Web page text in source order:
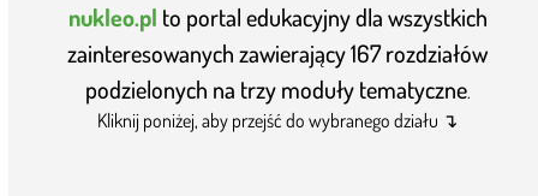
nukleo.pl to portal edukacyjny dla wszystkich
zainteresowanych zawierający 167 rozdziałów
podzielonych na trzy moduły tematyczne.
Kliknij poniżej, aby przejść do wybranego działu ↴